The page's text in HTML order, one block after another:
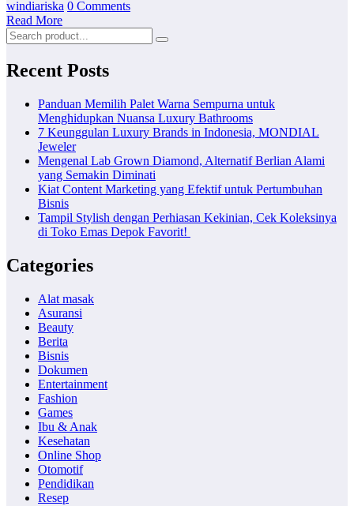
windiariska 0 Comments
Read More
Recent Posts
Panduan Memilih Palet Warna Sempurna untuk
Menghidupkan Nuansa Luxury Bathrooms
7 Keunggulan Luxury Brands in Indonesia, MONDIAL
Jeweler
Mengenal Lab Grown Diamond, Alternatif Berlian Alami
yang Semakin Diminati
Kiat Content Marketing yang Efektif untuk Pertumbuhan
Bisnis
Tampil Stylish dengan Perhiasan Kekinian, Cek Koleksinya
di Toko Emas Depok Favorit!
Categories
Alat masak
Asuransi
Beauty
Berita
Bisnis
Dokumen
Entertainment
Fashion
Games
Ibu & Anak
Kesehatan
Online Shop
Otomotif
Pendidikan
Resep